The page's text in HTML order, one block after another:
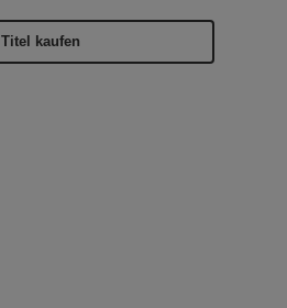
Titel kaufen